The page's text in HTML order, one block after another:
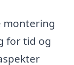
montering
for tid og